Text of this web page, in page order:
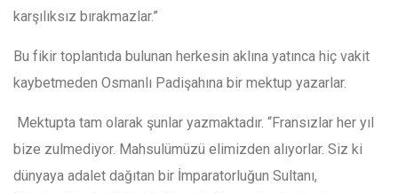
karşılıksız bırakmazlar.”
Bu fikir toplantıda bulunan herkesin aklına yatınca hiç vakit
kaybetmeden Osmanlı Padişahına bir mektup yazarlar.
Mektupta tam olarak şunlar yazmaktadır. “Fransızlar her yıl
bize zulmediyor. Mahsulümüzü elimizden alıyorlar. Siz ki
dünyaya adalet dağıtan bir İmparatorluğun Sultanı,